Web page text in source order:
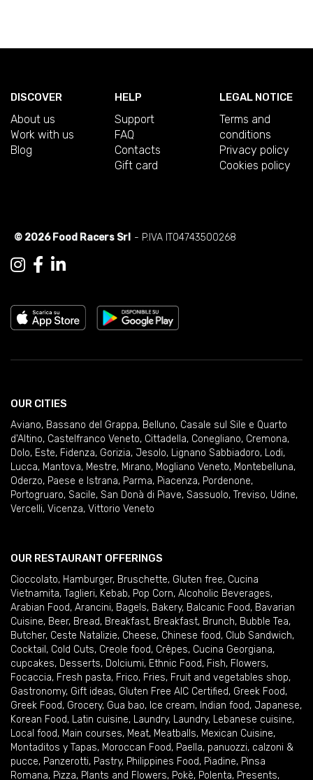
DISCOVER
About us
Work with us
Blog
HELP
Support
FAQ
Contacts
Gift card
LEGAL NOTICE
Terms and
conditions
Privacy policy
Cookies policy
© 2026 Food Racers Srl - P.IVA IT04743500268
OUR CITIES
Aviano, Bassano del Grappa, Belluno, Casale sul Sile e Quarto
d'Altino, Castelfranco Veneto, Cittadella, Conegliano, Cremona,
Dolo, Este, Fidenza, Gorizia, Jesolo, Lignano Sabbiadoro, Lodi,
Lucca, Mantova, Mestre, Mirano, Mogliano Veneto, Montebelluna,
Oderzo, Paese e Istrana, Parma, Piacenza, Pordenone,
Portogruaro, Sacile, San Donà di Piave, Sassuolo, Treviso, Udine,
Vercelli, Vicenza, Vittorio Veneto
OUR RESTAURANT OFFERINGS
Cioccolato, Hamburger, Bruschette, Gluten free, Cucina
Vietnamita, Taglieri, Kebab, Pop Corn, Alcoholic Beverages,
Arabian Food, Arancini, Bagels, Bakery, Balcanic Food, Bavarian
Cuisine, Beer, Bread, Breakfast, Breakfast, Brunch, Bubble Tea,
Butcher, Ceste Natalizie, Cheese, Chinese food, Club Sandwich,
Cocktail , Cold Cuts, Creole food, Crêpes, Cucina Georgiana,
cupcakes, Desserts, Dolciumi, Ethnic Food, Fish, Flowers,
Focaccia, Fresh pasta, Frico, Fries, Fruit and vegetables shop,
Gastronomy, Gift ideas, Gluten Free AIC Certified, Greek Food,
Greek Food, Grocery, Gua bao, Ice cream, Indian food, Japanese,
Korean Food, Latin cuisine, Laundry, Laundry, Lebanese cuisine,
Local food, Main courses, Meat, Meatballs, Mexican Cuisine,
Montaditos y Tapas, Moroccan Food, Paella, panuozzi, calzoni &
pucce, Panzerotti, Pastry, Philippines Food, Piadine, Pinsa
Romana, Pizza, Plants and Flowers, Pokè, Polenta, Presents,